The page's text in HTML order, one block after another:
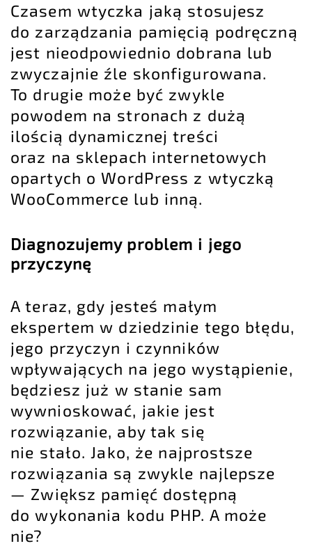
Czasem wtyczka jaką stosujesz
do zarządzania pamięcią podręczną
jest nieodpowiednio dobrana lub
zwyczajnie źle skonfigurowana.
To drugie może być zwykle
powodem na stronach z dużą
ilością dynamicznej treści
oraz na sklepach internetowych
opartych o WordPress z wtyczką
WooCommerce lub inną.
Diagnozujemy problem i jego
przyczynę
A teraz, gdy jesteś małym
ekspertem w dziedzinie tego błędu,
jego przyczyn i czynników
wpływających na jego wystąpienie,
będziesz już w stanie sam
wywnioskować, jakie jest
rozwiązanie, aby tak się
nie stało. Jako, że najprostsze
rozwiązania są zwykle najlepsze
— Zwiększ pamięć dostępną
do wykonania kodu PHP. A może
nie?